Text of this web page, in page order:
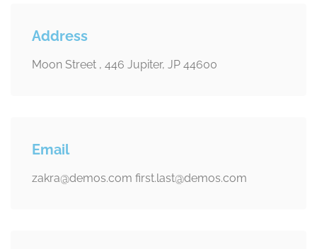
Address
Moon Street , 446 Jupiter, JP 44600
Email
zakra@demos.com first.last@demos.com